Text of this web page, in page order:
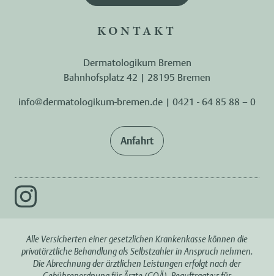
KONTAKT
Dermatologikum Bremen
Bahnhofsplatz 42 | 28195 Bremen
info@dermatologikum-bremen.de | 0421 - 64 85 88 – 0
Anfahrt
Alle Versicherten einer gesetzlichen Krankenkasse können die
privatärztliche Behandlung als Selbstzahler in Anspruch nehmen.
Die Abrechnung der ärztlichen Leistungen erfolgt nach der